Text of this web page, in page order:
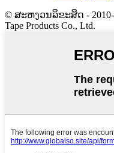
© ສະຫງວນລິຂະສິດ - 2010-
Tape Products Co., Ltd.